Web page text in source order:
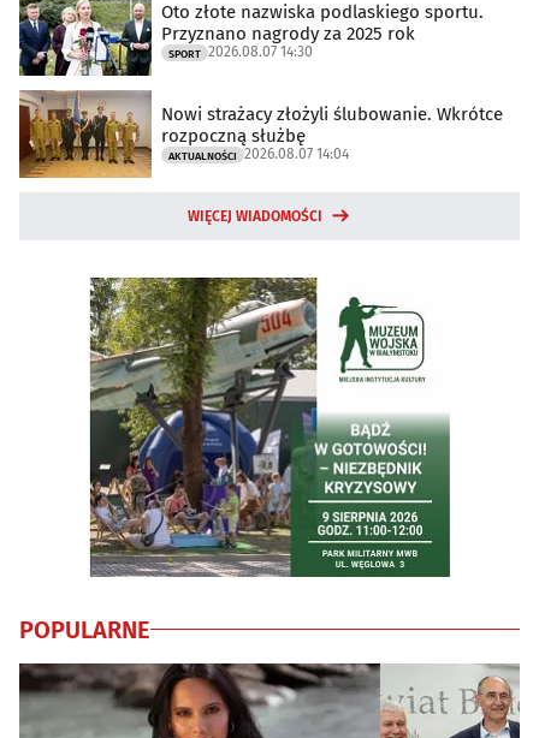
Oto złote nazwiska podlaskiego sportu.
Przyznano nagrody za 2025 rok
SPORT 2026.08.07 14:30
Nowi strażacy złożyli ślubowanie. Wkrótce
rozpoczną służbę
AKTUALNOŚCI 2026.08.07 14:04
WIĘCEJ WIADOMOŚCI
POPULARNE